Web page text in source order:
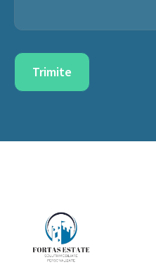
Trimite